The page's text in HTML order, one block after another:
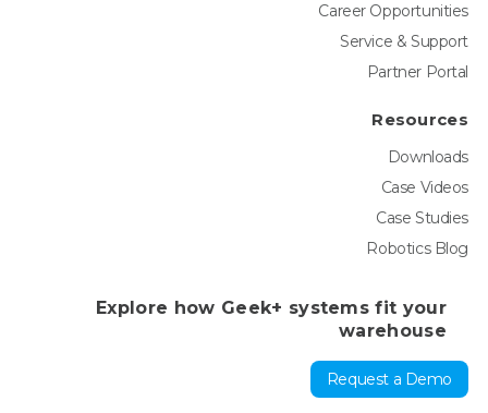
Career Opportunities
Service & Support
Partner Portal
Resources
Downloads
Case Videos
Case Studies
Robotics Blog
Explore how Geek+ systems fit your
warehouse
Request a Demo